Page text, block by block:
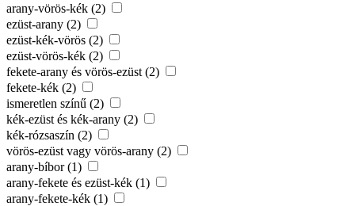
arany-vörös-kék (2)
ezüst-arany (2)
ezüst-kék-vörös (2)
ezüst-vörös-kék (2)
fekete-arany és vörös-ezüst (2)
fekete-kék (2)
ismeretlen színű (2)
kék-ezüst és kék-arany (2)
kék-rózsaszín (2)
vörös-ezüst vagy vörös-arany (2)
arany-bíbor (1)
arany-fekete és ezüst-kék (1)
arany-fekete-kék (1)